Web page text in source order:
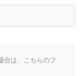
合は、こちらのフ